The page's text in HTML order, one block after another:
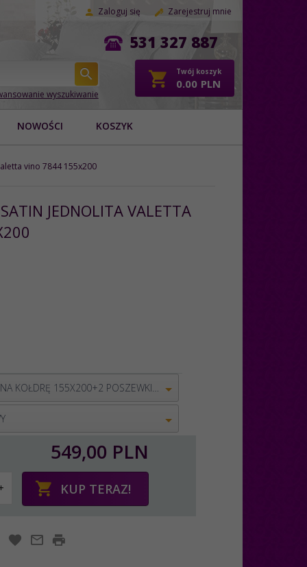
Zaloguj się Zarejestruj mnie
531 327 887
wyszukiwanie
Twój koszyk
0.00 PLN
NOWOŚCI KOSZYK
vino 7844 155x200
JEDNOLITA VALETTA
549,00 PLN
KUP TERAZ!